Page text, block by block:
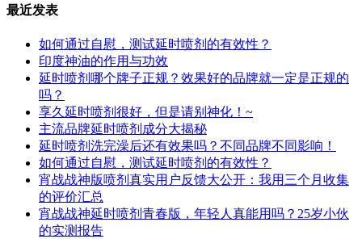
最近发表
如何通过自慰，测试延时喷剂的有效性？
印度神油的作用与功效
延时喷剂哪个牌子正规？效果好的品牌就一定是正规的
吗？
享久延时喷剂很好，但是请别神化！~
主流品牌延时喷剂成分大揭秘
延时喷剂洗完澡后还有效果吗？不同品牌不同影响！
如何通过自慰，测试延时喷剂的有效性？
宵战战神版喷剂真实用户反馈大公开：我用三个月收集
的评价汇总
宵战战神延时喷剂青春版，年轻人真能用吗？25岁小伙
的实测报告